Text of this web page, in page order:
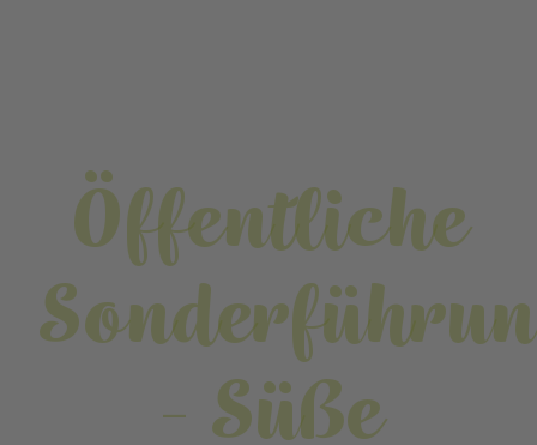
Öffentliche
- Süße